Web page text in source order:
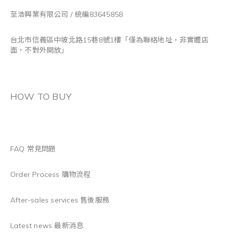
至浩興業有限公司 / 統編83645858
台北市信義區中坡北路15巷8號1樓「僅為聯絡地址，非實體店
面，不對外開放」
HOW TO BUY
FAQ 常見問題
Order Process 購物流程
After-sales services 售後服務
Latest news 最新消息